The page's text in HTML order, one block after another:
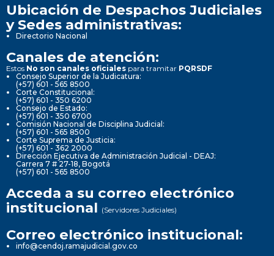
Ubicación de Despachos Judiciales
y Sedes administrativas:
Directorio Nacional
Canales de atención:
Estos No son canales oficiales para tramitar PQRSDF
Consejo Superior de la Judicatura:
(+57) 601 - 565 8500
Corte Constitucional:
(+57) 601 - 350 6200
Consejo de Estado:
(+57) 601 - 350 6700
Comisión Nacional de Disciplina Judicial:
(+57) 601 - 565 8500
Corte Suprema de Justicia:
(+57) 601 - 362 2000
Dirección Ejecutiva de Administración Judicial - DEAJ:
Carrera 7 # 27-18, Bogotá
(+57) 601 - 565 8500
Acceda a su correo electrónico
institucional (Servidores Judiciales)
Correo electrónico institucional:
info@cendoj.ramajudicial.gov.co